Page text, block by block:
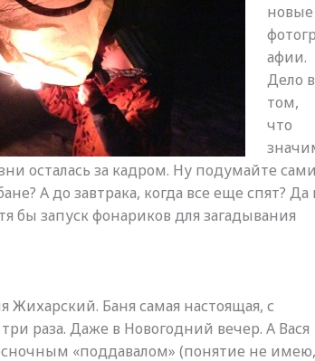
новые
фотогр
афии.
Дело в
том,
что
осталась за кадром. Ну подумайте
А до завтрака, когда все еще спят? Да
бы запуск фонариков для загадывания
Жихарский. Баня самая настоящая, с
раза. Даже в Новогодний вечер. А Вася
«поддавалом» (понятие не имею,